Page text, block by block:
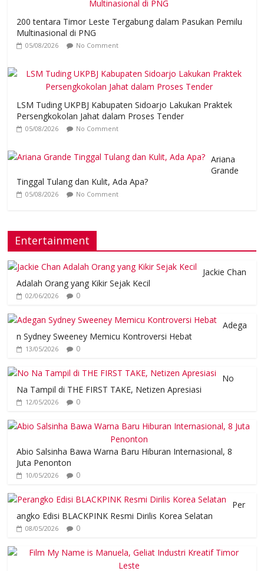
200 tentara Timor Leste Tergabung dalam Pasukan Pemilu
Multinasional di PNG
05/08/2026 No Comment
LSM Tuding UKPBJ Kabupaten Sidoarjo Lakukan Praktek
Persengkokolan Jahat dalam Proses Tender
05/08/2026 No Comment
Ariana
Grande
Tinggal Tulang dan Kulit, Ada Apa?
05/08/2026 No Comment
Entertainment
Jackie Chan
Adalah Orang yang Kikir Sejak Kecil
02/06/2026 0
Adega
n Sydney Sweeney Memicu Kontroversi Hebat
13/05/2026 0
No
Na Tampil di THE FIRST TAKE, Netizen Apresiasi
12/05/2026 0
Abio Salsinha Bawa Warna Baru Hiburan Internasional, 8
Juta Penonton
10/05/2026 0
Per
angko Edisi BLACKPINK Resmi Dirilis Korea Selatan
08/05/2026 0